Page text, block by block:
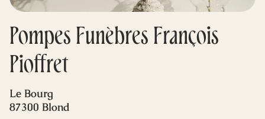
Blog
Pompes Funèbres François
Pioffret
Le Bourg
87300 Blond